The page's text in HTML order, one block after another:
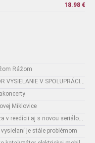
18.98 €
Rážom
Správy: SPOLOČNOSŤ LG PREDSTAVILA HDR VYSIELANIE V SPOLUPRÁCI S BBC A SES
Miklovice
Novinky: Hodina nehy skupiny Elán vychádza v reedícii aj s novou seriálovou pesničkou
je stále problémom